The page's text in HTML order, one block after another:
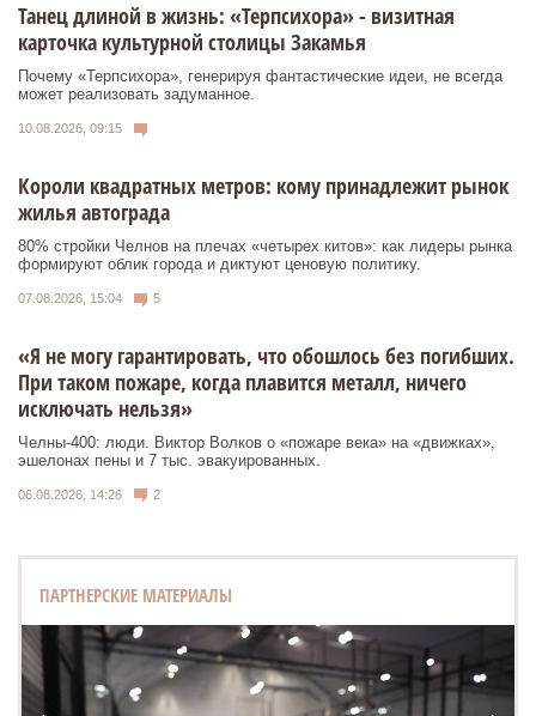
Танец длиной в жизнь: «Терпсихора» - визитная
карточка культурной столицы Закамья
Почему «Терпсихора», генерируя фантастические идеи, не всегда
может реализовать задуманное.
10.08.2026, 09:15
Короли квадратных метров: кому принадлежит рынок
жилья автограда
80% стройки Челнов на плечах «четырех китов»: как лидеры рынка
формируют облик города и диктуют ценовую политику.
07.08.2026, 15:04 5
«Я не могу гарантировать, что обошлось без погибших.
При таком пожаре, когда плавится металл, ничего
исключать нельзя»
Челны-400: люди. Виктор Волков о «пожаре века» на «движках»,
эшелонах пены и 7 тыс. эвакуированных.
06.08.2026, 14:26 2
ПАРТНЕРСКИЕ МАТЕРИАЛЫ